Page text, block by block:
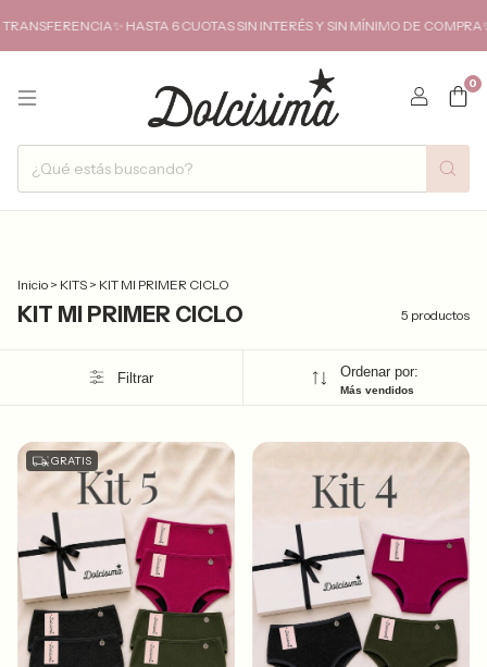
HASTA 6 CUOTAS SIN INTERÉS Y SIN MÍNIMO DE
0
Inicio > KITS > KIT MI PRIMER CICLO
KIT MI PRIMER CICLO 5 productos
Filtrar Ordenar por:
Más vendidos
GRATIS